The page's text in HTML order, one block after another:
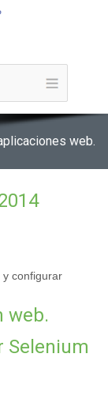
web.
y configurar
web.
Selenium